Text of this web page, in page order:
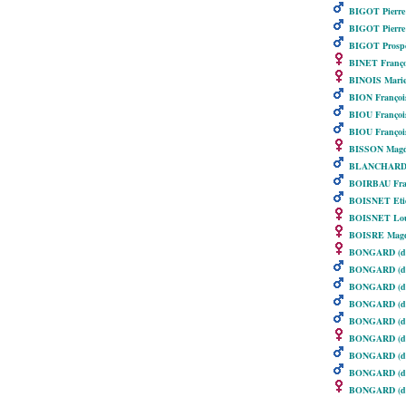
BIGOT Pierre
BIGOT Pierre
BIGOT
BINET
BINOIS Marie
BION
BIOU
BIOU
BISSON
BOIRBAU
BOISNET
BOISNET
BOISRE
BONGARD
BONGARD
BONGARD
BONGARD
BONGARD
BONGARD
BONGARD
BONGARD
BONGARD